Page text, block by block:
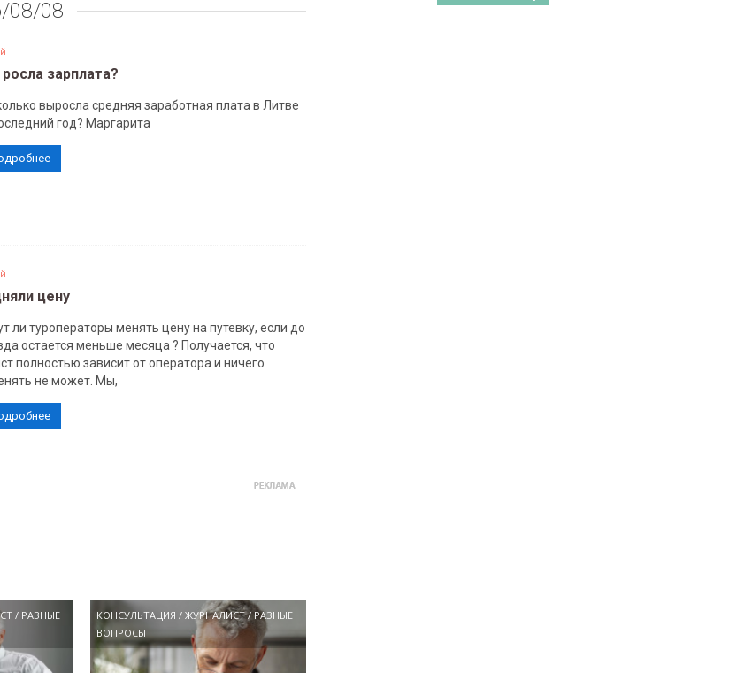
08/08
зарплата?
выросла средняя заработная плата в Литве
год? Маргарита
цену
ли туроператоры менять цену на путевку, если до
остается меньше месяца ? Получается, что
полностью зависит от оператора и ничего
не может. Мы,
/ РАЗНЫЕ
КОНСУЛЬТАЦИЯ /ЖУРНАЛИСТ/ РАЗНЫЕ
ВОПРОСЫ